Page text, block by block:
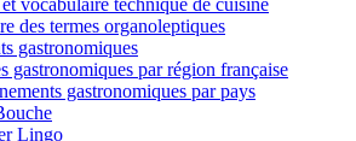
vocabulaire technique de cuisine
des termes organoleptiques
gastronomiques
gastronomiques par région française
gastronomiques par pays
Lingo